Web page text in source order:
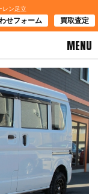
レン足立
せフォーム 買取査定
MENU